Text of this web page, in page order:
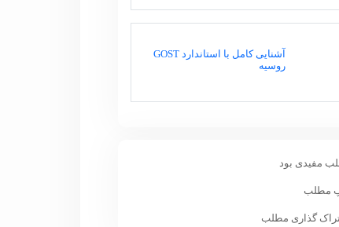
آشنایی کامل با استاندارد GOST
روسیه
مفیدی بود
مطلب
گذاری مطلب